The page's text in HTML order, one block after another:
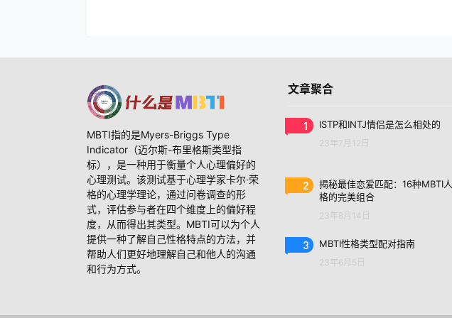
MBTI指的是Myers-Briggs Type
Indicator（迈尔斯-布里格斯类型指
标），是一种用于衡量个人心理偏好的
心理测试。该测试基于心理学家卡尔·荣
格的心理学理论，通过问卷调查的形
式，评估参与者在四个维度上的偏好程
度，从而得出其类型。MBTI可以为个人
提供一种了解自己性格特点的方法，并
帮助人们更好地理解自己和他人的沟通
和行为方式。
文章聚合
1 ISTP和INTJ情侣是怎么相处的
23年7月12日
2
揭秘最佳恋爱匹配：16种MBTI人
格的完美组合
23年8月14日
3 MBTI性格类型配对指南
23年6月5日